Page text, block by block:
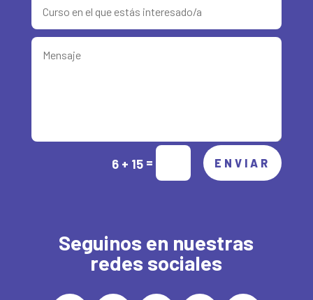
6 + 15 = ENVIAR
Seguinos en nuestras
redes sociales